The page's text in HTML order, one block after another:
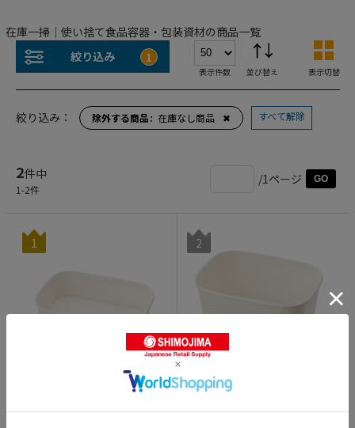
在庫一掃｜使い捨て食品容器・包装資材の商品一覧
絞り込み
1
表示件数 並び替え 表示切替
絞り込み： 除外する商品 在庫なし商品 ✖ すべて解除
2件中
1-2件
/1ページ GO
1
HEIKO 食品容器 晒フードカ
2
HEIKO 食品容器 晒フードカ
3.0